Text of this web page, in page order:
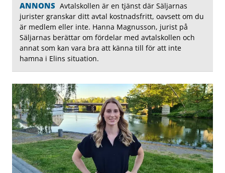
ANNONS Avtalskollen är en tjänst där Säljarnas
jurister granskar ditt avtal kostnadsfritt, oavsett om du
är medlem eller inte. Hanna Magnusson, jurist på
Säljarnas berättar om fördelar med avtalskollen och
annat som kan vara bra att känna till för att inte
hamna i Elins situation.